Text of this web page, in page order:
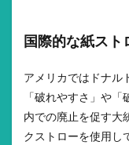
国際的な紙スト
アメリカではドナル
「破れやすさ」や
内での廃止を促す大
クストローを使用し